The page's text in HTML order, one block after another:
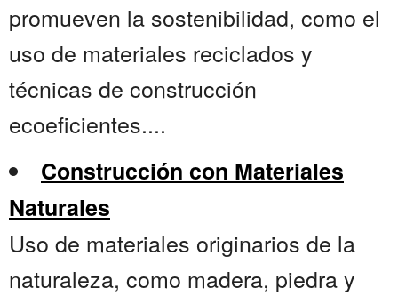
promueven la sostenibilidad, como el
uso de materiales reciclados y
técnicas de construcción
ecoeficientes....
Construcción con Materiales
Naturales
Uso de materiales originarios de la
naturaleza, como madera, piedra y